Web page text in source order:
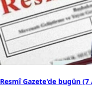
Resmî Gazete'de bugün